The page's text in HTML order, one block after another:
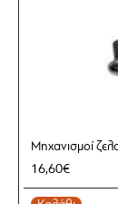
Μηχανισμοί
16,60€